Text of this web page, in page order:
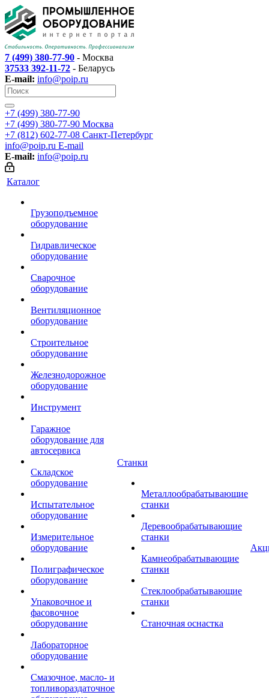
7 (499) 380-77-90 - Москва
37533 392-11-72 - Беларусь
E-mail: info@poip.ru
+7 (499) 380-77-90
+7 (499) 380-77-90 Москва
+7 (812) 602-77-08 Санкт-Петербург
info@poip.ru E-mail
E-mail: info@poip.ru
Каталог
Грузоподъемное
оборудование
Гидравлическое
оборудование
Сварочное
оборудование
Вентиляционное
оборудование
Строительное
оборудование
Железнодорожное
оборудование
Инструмент
Гаражное
оборудование для
автосервиса
Складское
оборудование
Испытательное
оборудование
Измерительное
оборудование
Полиграфическое
оборудование
Упаковочное и
фасовочное
оборудование
Лабораторное
оборудование
Смазочное, масло- и
топливораздаточное
Станки
Металлообрабатывающие
станки
Деревообрабатывающие
станки
Камнеобрабатывающие
станки
Стеклообрабатывающие
станки
Станочная оснастка